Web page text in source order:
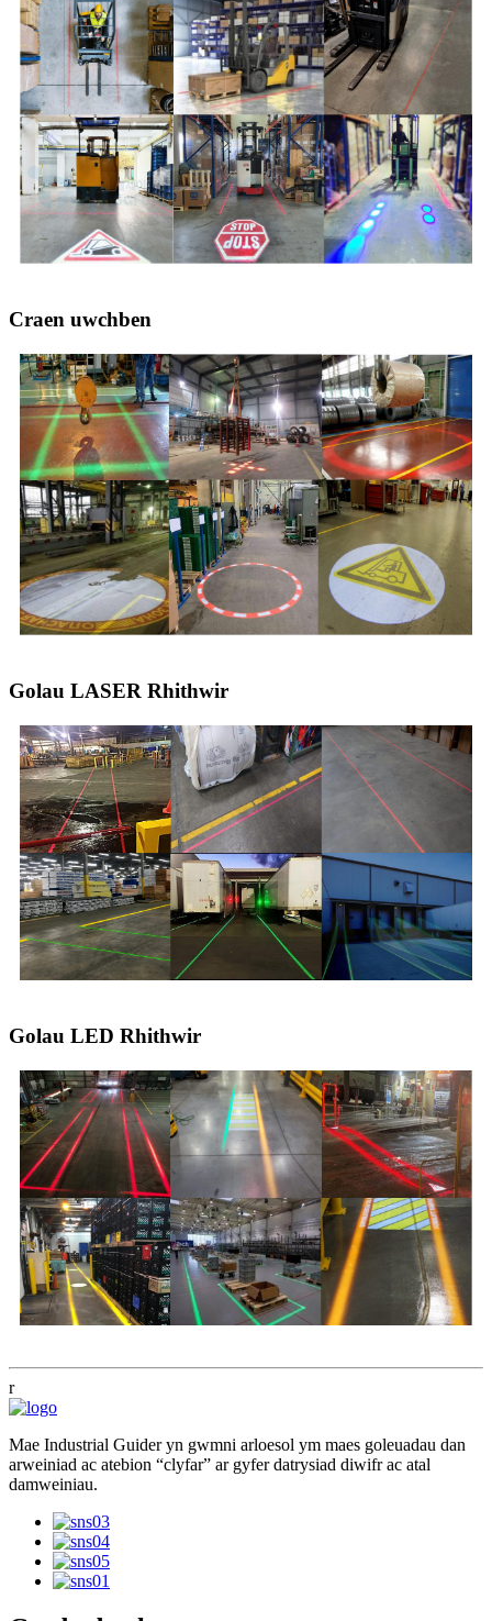
Craen uwchben
Golau LASER Rhithwir
Golau LED Rhithwir
r
Mae Industrial Guider yn gwmni arloesol ym maes goleuadau dan
arweiniad ac atebion “clyfar” ar gyfer datrysiad diwifr ac atal
damweiniau.